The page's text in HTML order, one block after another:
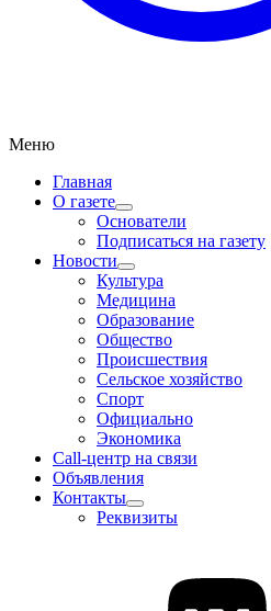
Меню
Главная
О газете
Основатели
Подписаться на газету
Новости
Культура
Медицина
Образование
Общество
Происшествия
Сельское хозяйство
Спорт
Официально
Экономика
Call-центр на связи
Объявления
Контакты
Реквизиты